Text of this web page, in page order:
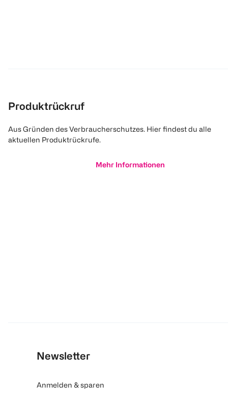
Produktrückruf
Aus Gründen des Verbraucherschutzes. Hier findest du alle
aktuellen Produktrückrufe.
Mehr Informationen
Newsletter
Anmelden & sparen